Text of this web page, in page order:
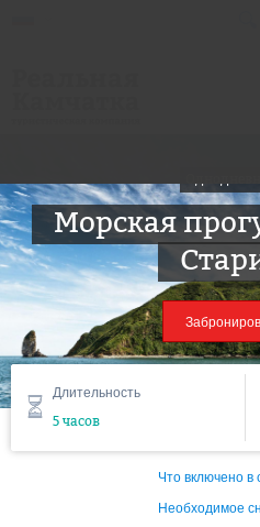
Морская
Длительность
5 часов
Что включено в
Необходимое